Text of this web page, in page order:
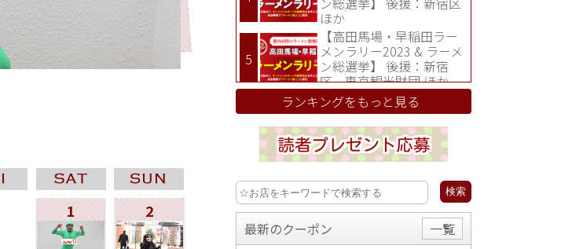
1 2
ほか
【高田馬場・早稲田ラー
メンラリー2023 & ラーメ
ン総選挙】 後援：新宿
区、東京観光財団 ほか
ランキングをもっと見る
最新のクーポン
一覧